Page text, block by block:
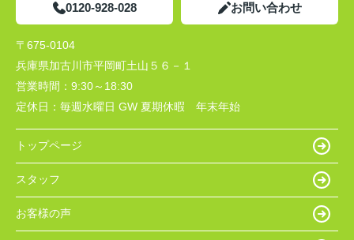
0120-928-028 お問い合わせ
〒675-0104
兵庫県加古川市平岡町土山５６－１
営業時間： 9:30～18:30
定休日： 毎週水曜日 GW 夏期休暇 年末年始
トップページ
スタッフ
お客様の声